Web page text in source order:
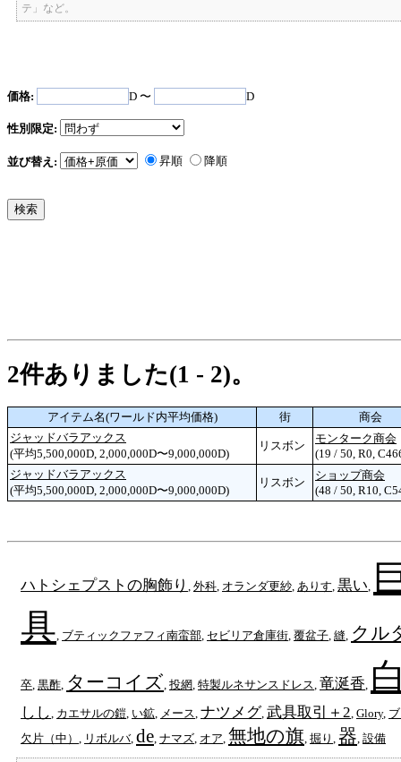
テ」など。
価格: D 〜 D
性別限定:
並び替え: 昇順 降順
2件ありました(1 - 2)。
アイテム名(ワールド内平均価格) 街
商会
ジャッドバラアックス
(平均5,500,000D, 2,000,000D〜9,000,000D)
リスボン
モンターク商会
(19 / 50, R0,
ジャッドバラアックス
(平均5,500,000D, 2,000,000D〜9,000,000D)
リスボン
ショップ商会
(48 / 50, R10,
ハトシェプストの胸飾り 外科 オランダ更紗 ありす 黒い
具 ブティックファフィ南蛮部 セビリア倉庫街 覆盆子 縫 クル
卒 黒酢 ターコイズ 投網 特製ルネサンスドレス 竜涎香
しし カエサルの鎧 い鉱 メース ナツメグ 武具取引＋2 Glory,
欠片（中）
リボルバ, de ナマズ オア 無地の旗 掘り 器 設備